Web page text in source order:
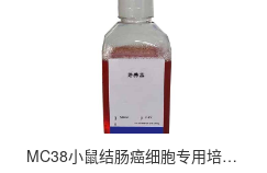
MC38小鼠结肠癌细胞专用培养基